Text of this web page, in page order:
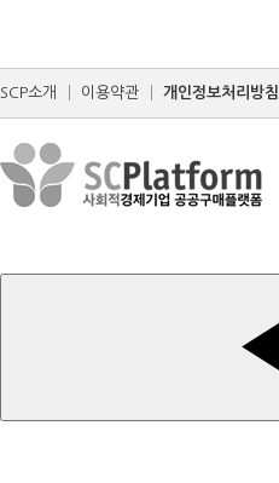
SCP소개 이용약관 개인정보처리방침